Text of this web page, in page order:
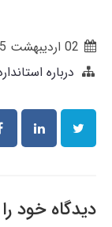
02 ارديبهشت 1405
درباره
دیدگاه خود را